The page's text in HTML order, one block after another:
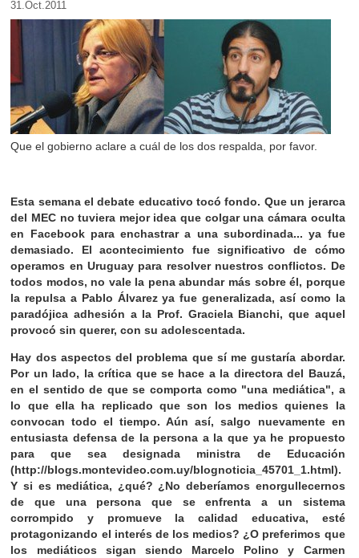
31.Oct.2011
Que el gobierno aclare a cuál de los dos respalda, por favor.
Esta semana el debate educativo tocó fondo. Que un jerarca
del MEC no tuviera mejor idea que colgar una cámara oculta
en Facebook para enchastrar a una subordinada... ya fue
demasiado. El acontecimiento fue significativo de cómo
operamos en Uruguay para resolver nuestros conflictos. De
todos modos, no vale la pena abundar más sobre él, porque
la repulsa a Pablo Álvarez ya fue generalizada, así como la
paradójica adhesión a la Prof. Graciela Bianchi, que aquel
provocó sin querer, con su adolescentada.
Hay dos aspectos del problema que sí me gustaría abordar.
Por un lado, la crítica que se hace a la directora del Bauzá,
en el sentido de que se comporta como "una mediática", a
lo que ella ha replicado que son los medios quienes la
convocan todo el tiempo. Aún así, salgo nuevamente en
entusiasta defensa de la persona a la que ya he propuesto
para que sea designada ministra de Educación
(http://blogs.montevideo.com.uy/blognoticia_45701_1.html).
Y si es mediática, ¿qué? ¿No deberíamos enorgullecernos
de que una persona que se enfrenta a un sistema
corrompido y promueve la calidad educativa, esté
protagonizando el interés de los medios? ¿O preferimos que
los mediáticos sigan siendo Marcelo Polino y Carmen